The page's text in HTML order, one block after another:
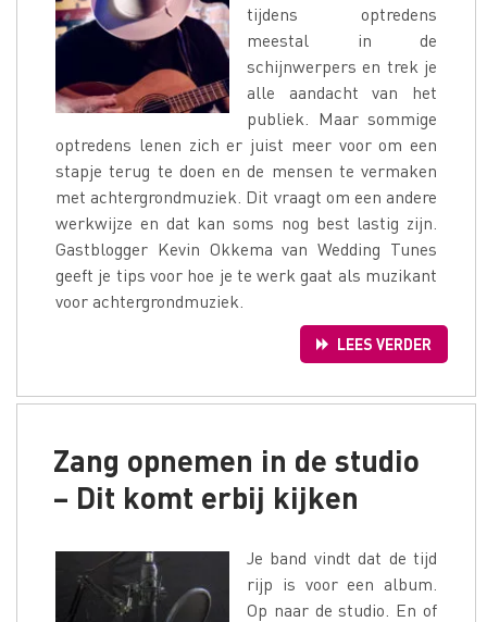
tijdens optredens
meestal in de
schijnwerpers en trek je
alle aandacht van het
publiek. Maar sommige
optredens lenen zich er juist meer voor om een
stapje terug te doen en de mensen te vermaken
met achtergrondmuziek. Dit vraagt om een andere
werkwijze en dat kan soms nog best lastig zijn.
Gastblogger Kevin Okkema van Wedding Tunes
geeft je tips voor hoe je te werk gaat als muzikant
voor achtergrondmuziek.
LEES VERDER
Zang opnemen in de studio
– Dit komt erbij kijken
Je band vindt dat de tijd
rijp is voor een album.
Op naar de studio. En of